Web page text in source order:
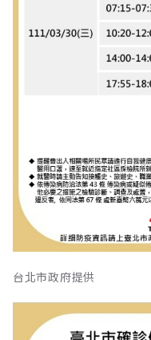
台北市政府提供